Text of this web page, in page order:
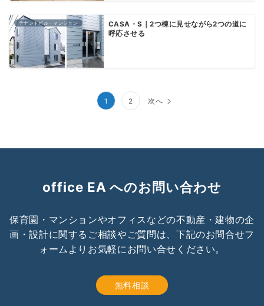
テナントビル・マンション
CASA・S｜2つ棟に見せながら2つの道に
呼応させる
送
り
1 2 次へ
office EA へのお問い合わせ
保育園・マンションやオフィスなどの不動産・建物の企
画・設計に関するご相談やご質問は、下記のお問合せフ
ォームよりお気軽にお問い合せください。
無料相談